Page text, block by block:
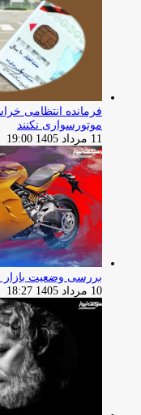
فرمانده انتظامی
موتورسواری نکنند
11 مرداد 1405 19:00
بررسی وضعیت بازار
10 مرداد 1405 18:27